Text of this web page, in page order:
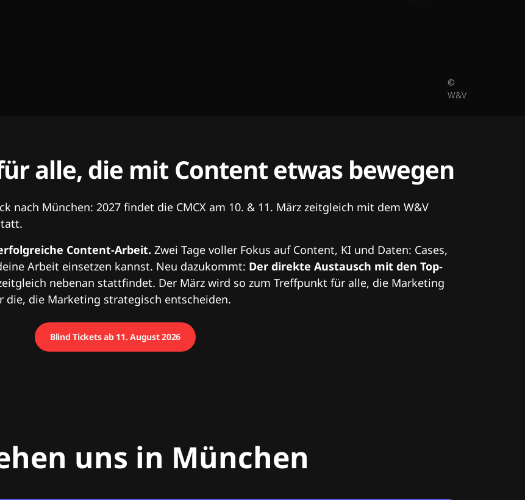
©
W&V
alle, die mit Content etwas bewegen
nach München: 2027 findet die CMCX am 10. & 11. März zeitgleich mit dem W&V
Content-Arbeit. Zwei Tage voller Fokus auf Content, KI und Daten: Cases,
Arbeit einsetzen kannst. Neu dazukommt: Der direkte Austausch mit den Top-
nebenan stattfindet. Der März wird so zum Treffpunkt für alle, die Marketing
die Marketing strategisch entscheiden.
Blind Tickets ab 11. August 2026
uns in München